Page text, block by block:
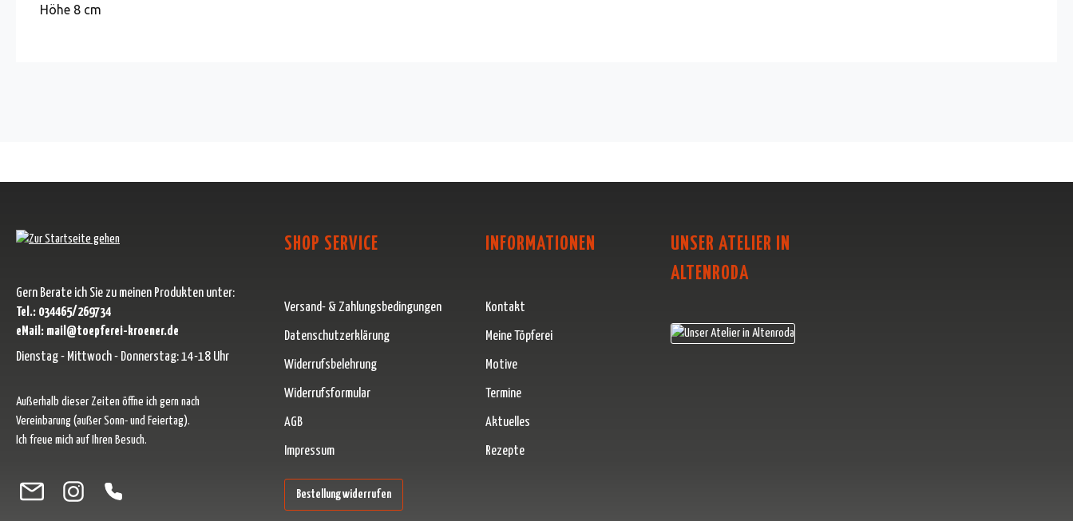
Höhe 8 cm
Gern Berate ich Sie zu meinen Produkten unter:
Tel.: 034465/269734
eMail: mail@toepferei-kroener.de
Dienstag - Mittwoch - Donnerstag: 14-18 Uhr
Außerhalb dieser Zeiten öffne ich gern nach
Vereinbarung (außer Sonn- und Feiertag).
Ich freue mich auf Ihren Besuch.
Besuche uns auf Facebook – öffnet in neuem Tab (externer Link)
Schau auf Instagram vorbei – öffnet in neuem Tab (externer Link)
Lass dich auf Pinterest inspirieren – öffnet in neuem Tab (externer Link)
Folge uns auf X – öffnet in neuem Tab (externer Link)
SHOP SERVICE
Versand- & Zahlungsbedingungen
Datenschutzerklärung
Widerrufsbelehrung
Widerrufsformular
AGB
Impressum
Bestellung widerrufen
INFORMATIONEN
Kontakt
Meine Töpferei
Motive
Termine
Aktuelles
Rezepte
UNSER ATELIER IN
ALTENRODA